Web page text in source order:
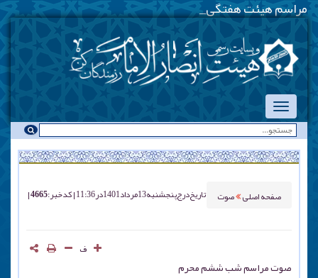
مراسم هیئت هفتگی - یکشنبه-
صفحه اصلی صوت تاریخ درجپنجشنبه 13 مرداد 1401 در 11:36 کد خبر : 4665
ف
صوت مراسم شب ششم محرم